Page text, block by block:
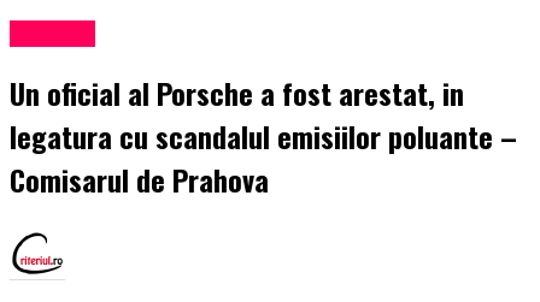
Un oficial al Porsche a fost arestat, in
legatura cu scandalul emisiilor poluante –
Comisarul de Prahova